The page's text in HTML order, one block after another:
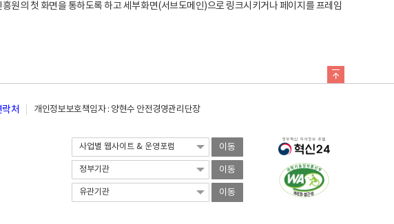
원의 첫 화면을 통하도록 하고 세부화면(서브도메인)으로 링크시키거나 페이지를 프레임
처 개인정보보호책임자 : 양현수 안전경영관리단장
이동
이동
이동